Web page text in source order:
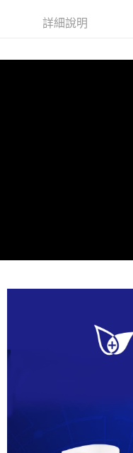
每筆NT$80，滿NT$800(含
黑貓宅配貨到付款(限本島)
每筆NT$120，滿NT$800(
詳細說明